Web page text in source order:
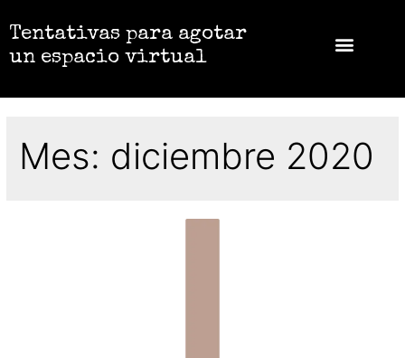
Tentativas para agotar
un espacio virtual
Mes: diciembre 2020